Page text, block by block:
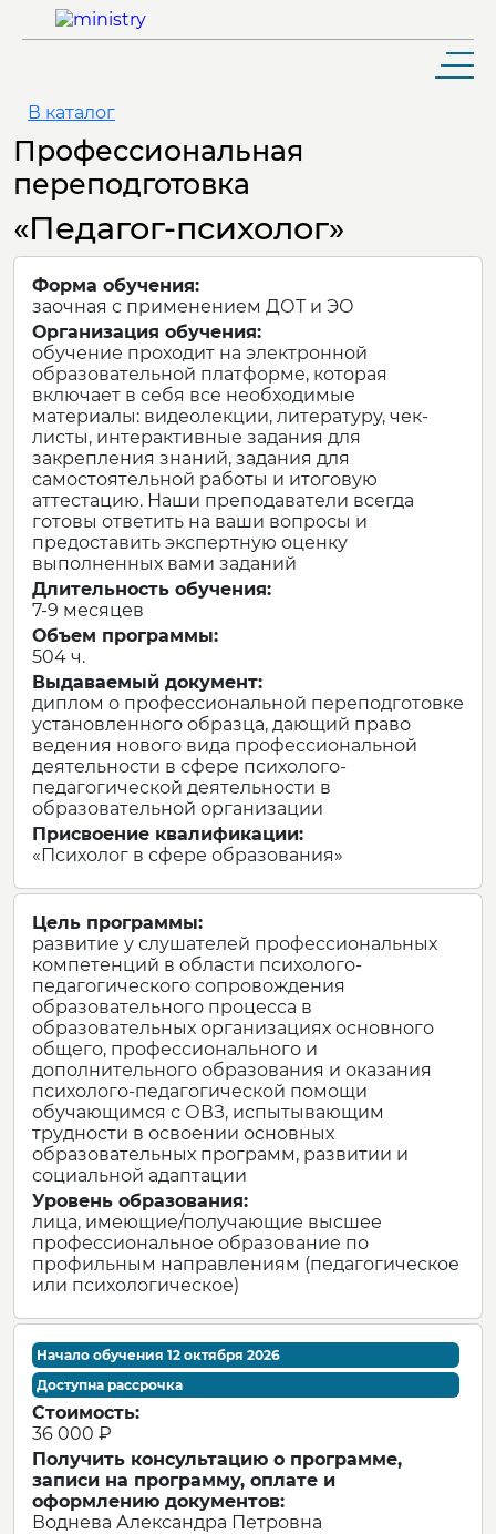
ШКОЛЬНИКУ И АБИТУРИЕНТУ
ОБУЧАЮЩЕМУСЯ
ВЫПУСКНИКУ
РАБОТНИКУ
КОНТАКТЫ
УНИВЕРСИТЕТ
ОБРАЗОВАНИЕ
НАУКА
INTERNATIONAL
ДОПОЛНИТЕЛЬНОЕ
ОБРАЗОВАНИЕ
В каталог
Профессиональная
переподготовка
«Педагог-психолог»
Форма обучения:
заочная с применением ДОТ и ЭО
Организация обучения:
обучение проходит на электронной
образовательной платформе, которая
включает в себя все необходимые
материалы: видеолекции, литературу, чек-
листы, интерактивные задания для
закрепления знаний, задания для
самостоятельной работы и итоговую
аттестацию. Наши преподаватели всегда
готовы ответить на ваши вопросы и
предоставить экспертную оценку
выполненных вами заданий
Длительность обучения:
7-9 месяцев
Объем программы:
504 ч.
Выдаваемый документ:
диплом о профессиональной переподготовке
установленного образца, дающий право
ведения нового вида профессиональной
деятельности в сфере психолого-
педагогической деятельности в
образовательной организации
Присвоение квалификации:
«Психолог в сфере образования»
Цель программы:
развитие у слушателей профессиональных
компетенций в области психолого-
педагогического сопровождения
образовательного процесса в
образовательных организациях основного
общего, профессионального и
дополнительного образования и оказания
психолого-педагогической помощи
обучающимся с ОВЗ, испытывающим
трудности в освоении основных
образовательных программ, развитии и
социальной адаптации
Уровень образования:
лица, имеющие/получающие высшее
профессиональное образование по
профильным направлениям (педагогическое
или психологическое)
Начало обучения 12 октября 2026
Доступна рассрочка
Стоимость:
36 000 ₽
Получить консультацию о программе,
записи на программу, оплате и
оформлению документов:
Воднева Александра Петровна